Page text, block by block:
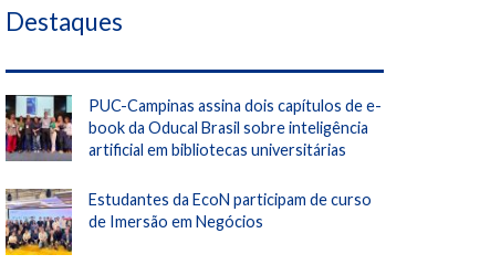
Destaques
PUC-Campinas assina dois capítulos de e-
book da Oducal Brasil sobre inteligência
artificial em bibliotecas universitárias
Estudantes da EcoN participam de curso
de Imersão em Negócios